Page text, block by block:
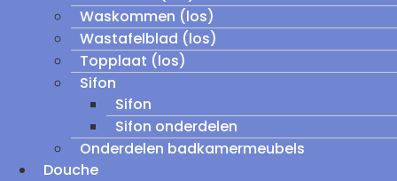
Waskommen (los)
Wastafelblad (los)
Topplaat (los)
Sifon
Sifon
Sifon onderdelen
Onderdelen badkamermeubels
Douche